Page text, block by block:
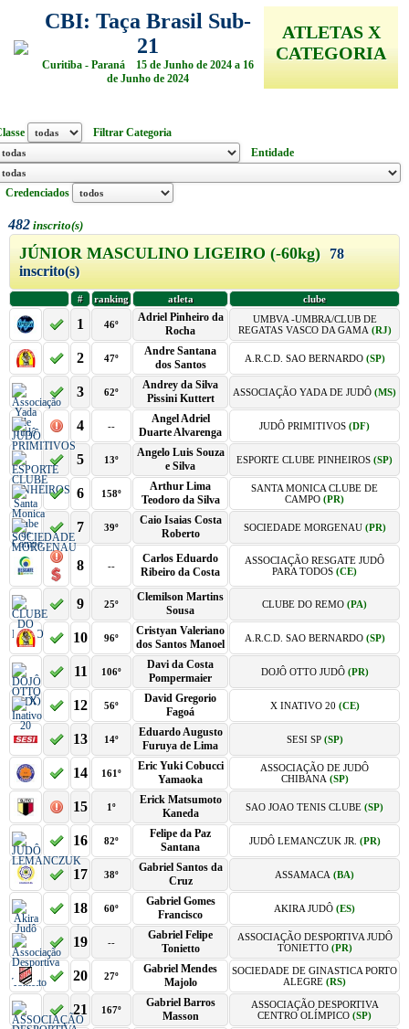
CBI: Taça Brasil Sub-
21
Curitiba - Paraná 15 de Junho de 2024 a 16
de Junho de 2024
ATLETAS X
CATEGORIA
Filtrar Categoria
Entidade
Credenciados
482inscrito(s)
JÚNIOR MASCULINO LIGEIRO (-60kg)78
inscrito(s)
# ranking atleta clube
1 46º
Adriel Pinheiro da
Rocha
UMBVA -UMBRA/CLUB DE
REGATAS VASCO DA GAMA (RJ)
2 47º
Andre Santana
dos Santos
A.R.C.D. SAO BERNARDO (SP)
3 62º
Andrey da Silva
Pissini Kuttert
ASSOCIAÇÃO YADA DE JUDÔ(MS)
4 --
Angel Adriel
Duarte Alvarenga
JUDÔ PRIMITIVOS(DF)
5 13º
Angelo Luis Souza
e Silva
ESPORTE CLUBE PINHEIROS(SP)
6 158º
Arthur Lima
Teodoro da Silva
SANTA MONICA CLUBE DE
CAMPO(PR)
7 39º
Caio Isaias Costa
Roberto
SOCIEDADE MORGENAU (PR)
8 --
Carlos Eduardo
Ribeiro da Costa
ASSOCIAÇÃO RESGATE JUDÔ
PARA TODOS(CE)
9 25º
Clemilson Martins
Sousa
CLUBE DO REMO(PA)
10 96º
Cristyan Valeriano
dos Santos Manoel
A.R.C.D. SAO BERNARDO (SP)
11 106º
Davi da Costa
Pompermaier
DOJÔ OTTO JUDÔ (PR)
12 56º
David Gregorio
Fagoá
X INATIVO 20 (CE)
13 14º
Eduardo Augusto
Furuya de Lima
SESI SP (SP)
14 161º
Eric Yuki Cobucci
Yamaoka
ASSOCIAÇÃO DE JUDÔ
CHIBANA (SP)
15 1º
Erick Matsumoto
Kaneda
SAO JOAO TENIS CLUBE(SP)
16 82º
Felipe da Paz
Santana
JUDÔ LEMANCZUK JR. (PR)
17 38º
Gabriel Santos da
Cruz
ASSAMACA(BA)
18 60º
Gabriel Gomes
Francisco
AKIRA JUDÔ(ES)
19 --
Gabriel Felipe
Tonietto
ASSOCIAÇÃO DESPORTIVA JUDÔ
TONIETTO (PR)
20 27º
Gabriel Mendes
Majolo
SOCIEDADE DE GINASTICA PORTO
ALEGRE(RS)
21 167º
Gabriel Barros
Masson
ASSOCIAÇÃO DESPORTIVA
CENTRO OLÍMPICO(SP)